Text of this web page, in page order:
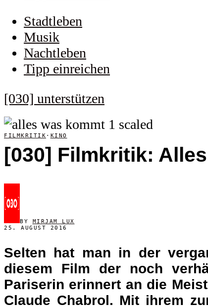
Stadtleben
Musik
Nachtleben
Tipp einreichen
[030] unterstützen
FILMKRITIK · KINO
[030] Filmkritik:
BY
MIRJAM LUX
25. AUGUST 2016
Selten hat man in der
diesem Film der noch
Pariserin erinnert an die
Claude Chabrol. Mit ihrem